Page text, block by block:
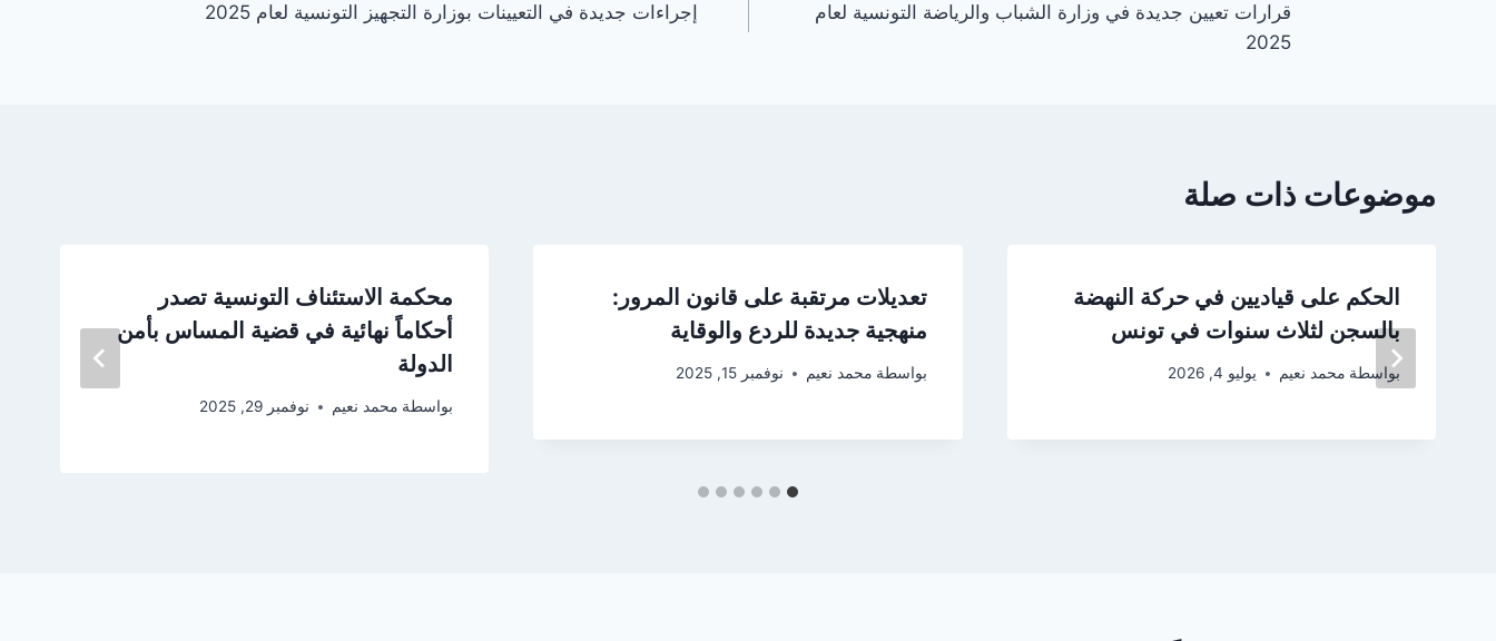
المقالات
قرارات تعيين جديدة في وزارة الشباب والرياضة التونسية لعام
2025
إجراءات جديدة في التعيينات بوزارة التجهيز التونسية لعام 2025
موضوعات ذات صلة
الحكم على قياديين في حركة النهضة
بالسجن لثلاث سنوات في تونس
بواسطة محمد نعيم يوليو 4, 2026
تعديلات مرتقبة على قانون المرور:
منهجية جديدة للردع والوقاية
بواسطة محمد نعيم نوفمبر 15, 2025
محكمة الاستئناف التونسية تصدر
أحكاماً نهائية في قضية المساس بأمن
الدولة
بواسطة محمد نعيم نوفمبر 29, 2025